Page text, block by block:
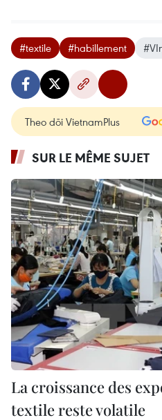
#textile #habillement
Theo dõi VietnamPlus
SUR LE MÊME SUJET
La croissance des
textile reste volatile